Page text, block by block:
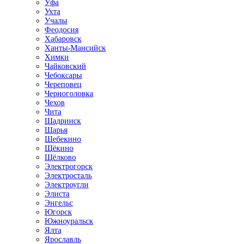
Уфа
Ухта
Учалы
Феодосия
Хабаровск
Ханты-Мансийск
Химки
Чайковский
Чебоксары
Череповец
Черноголовка
Чехов
Чита
Шадринск
Шарья
Шебекино
Щёкино
Щёлково
Электрогорск
Электросталь
Электроугли
Элиста
Энгельс
Югорск
Южноуральск
Ялта
Ярославль